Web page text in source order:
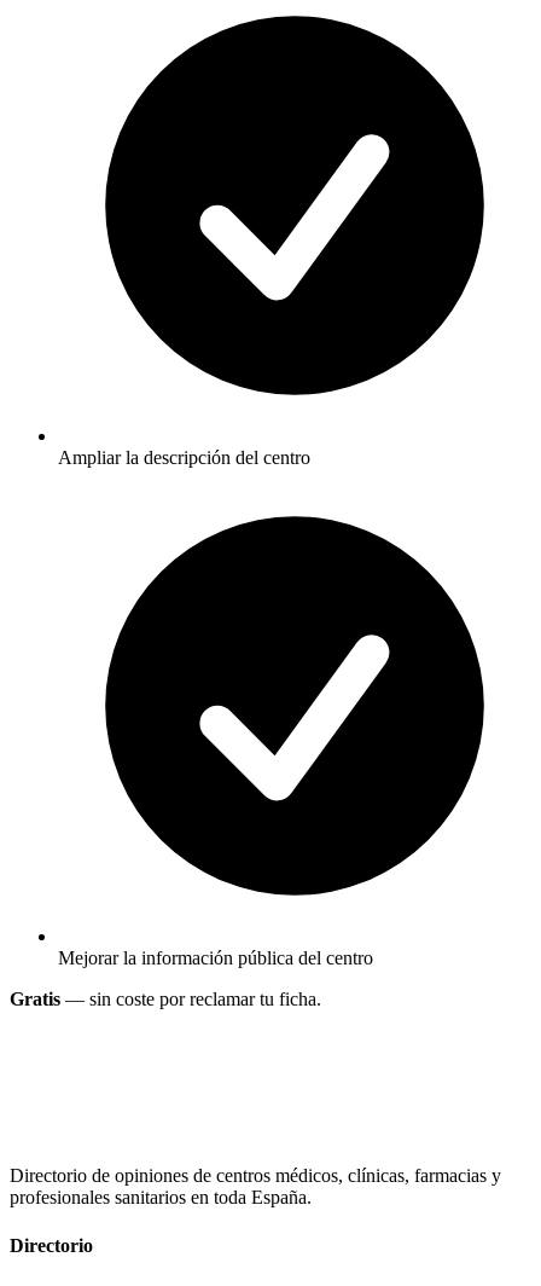
Ampliar la descripción del centro
Mejorar la información pública del centro
Gratis — sin coste por reclamar tu ficha.
Directorio de opiniones de centros médicos, clínicas, farmacias y
profesionales sanitarios en toda España.
Directorio